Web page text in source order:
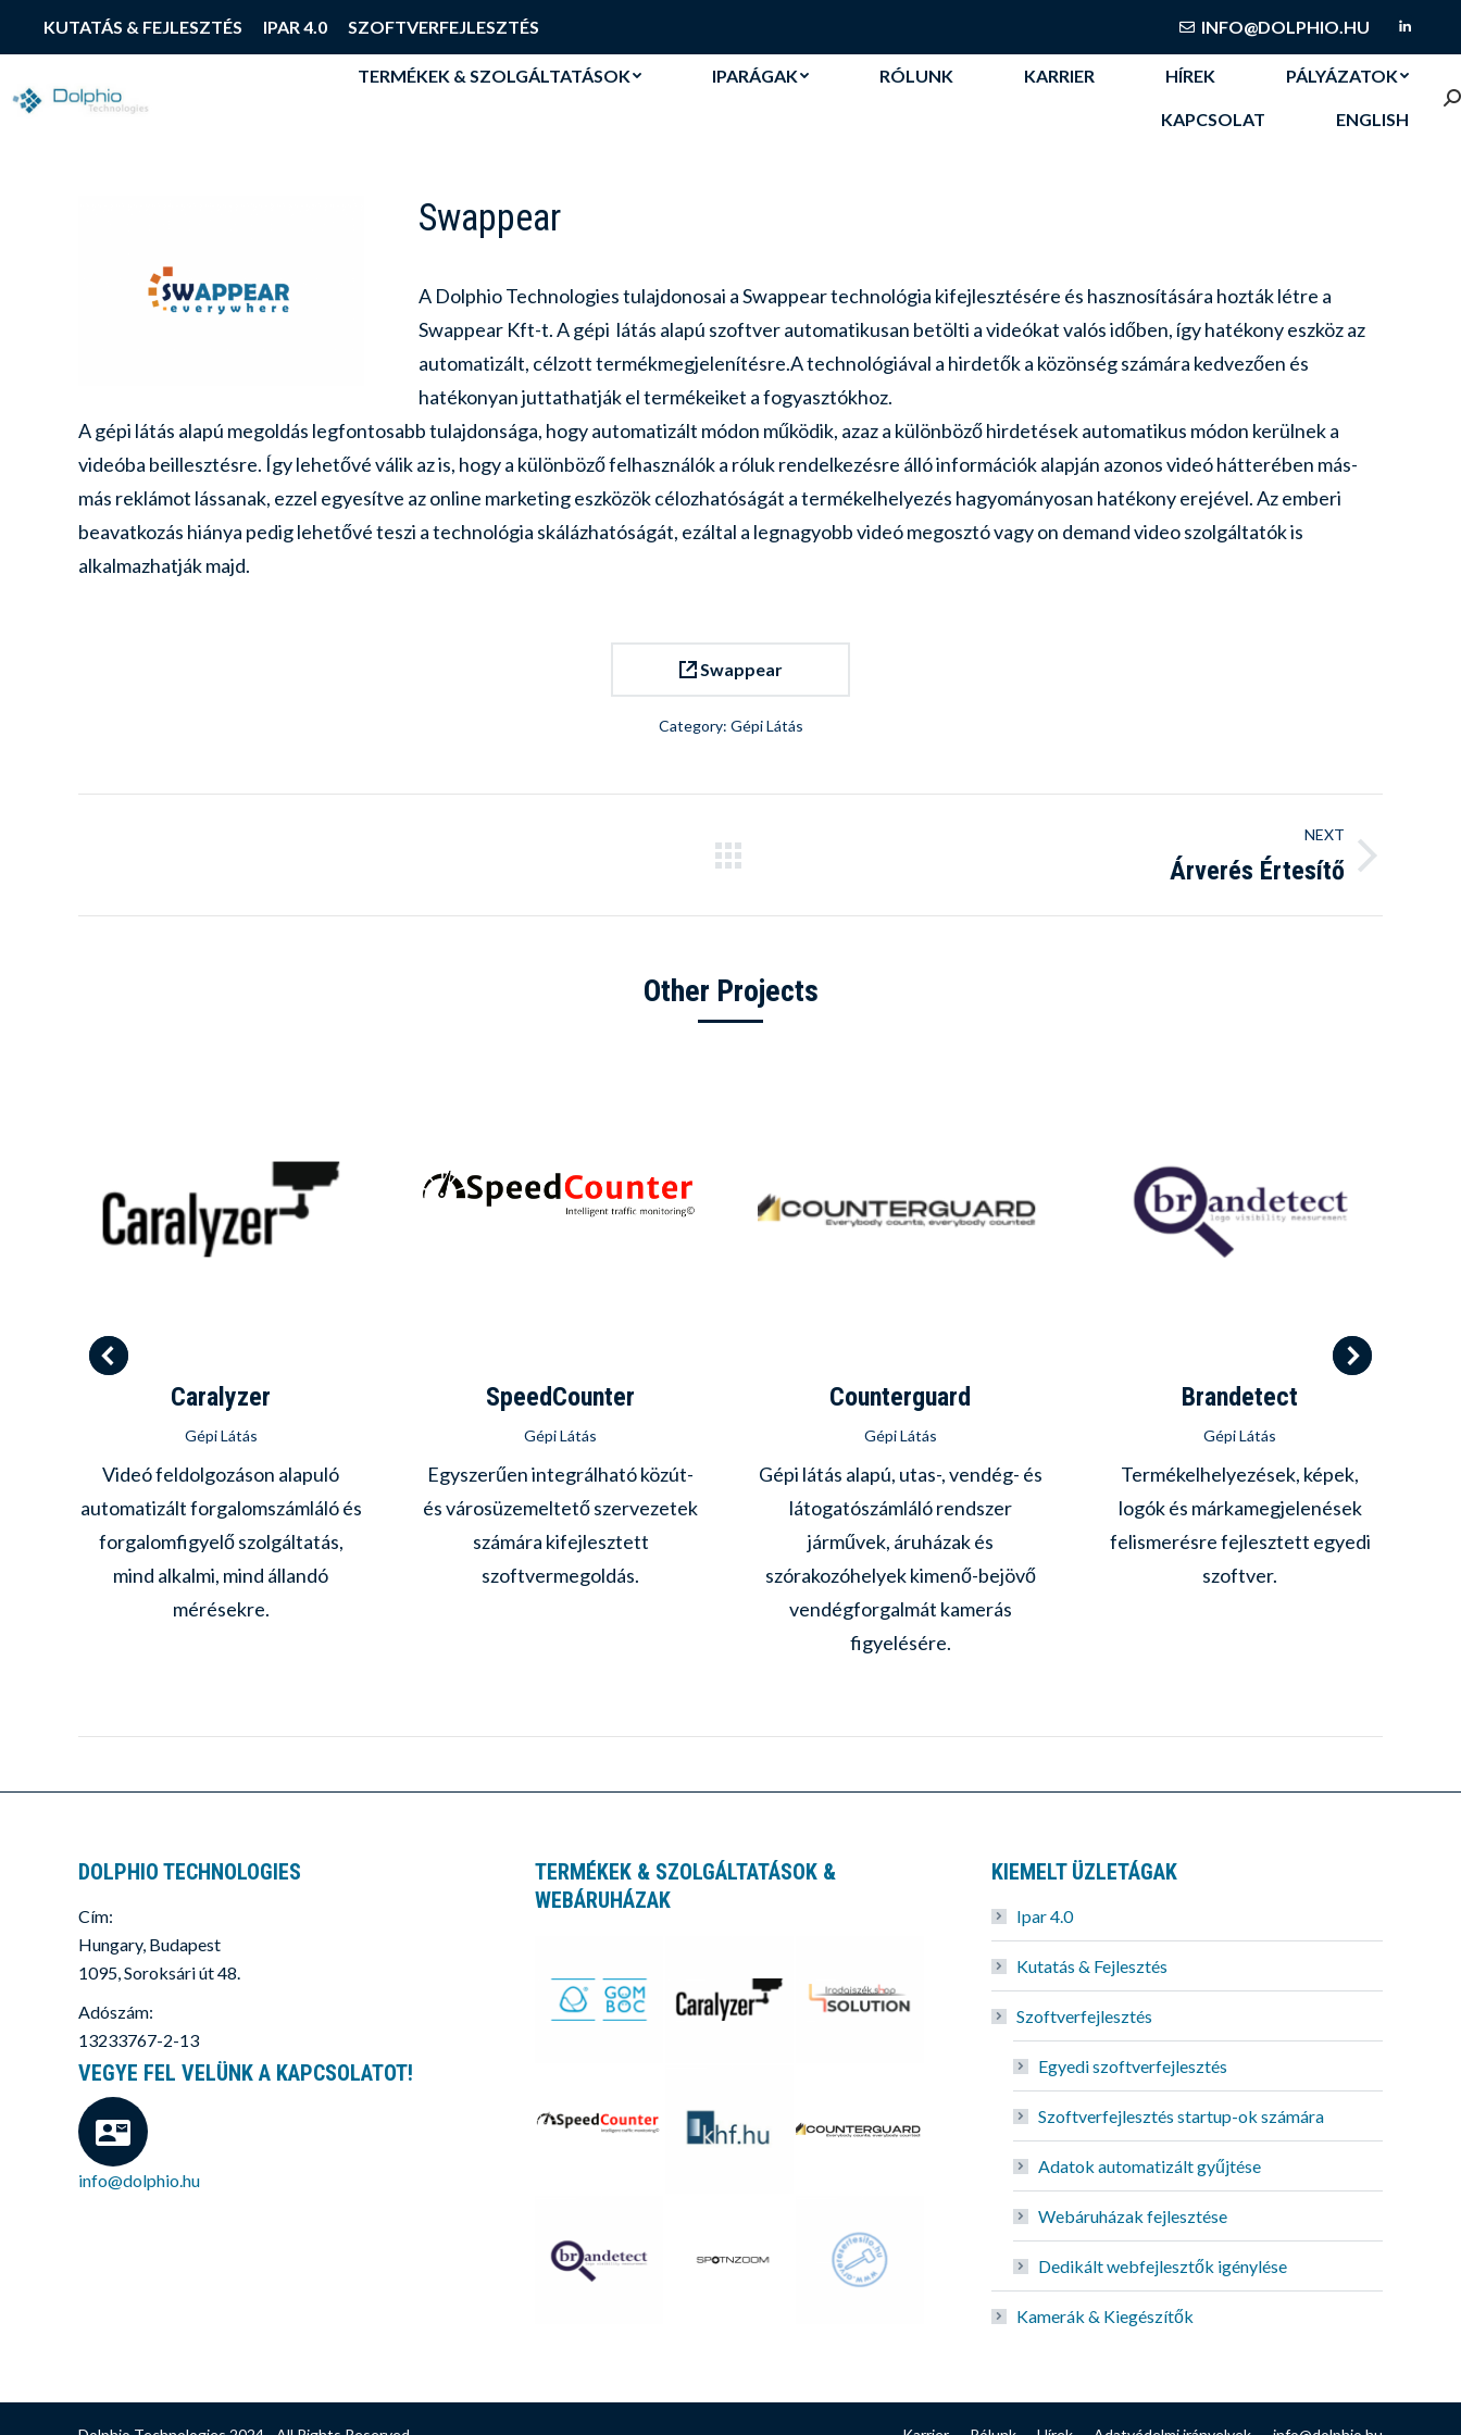
KUTATÁS & FEJLESZTÉS IPAR 4.0 SZOFTVERFEJLESZTÉS INFO@DOLPHIO.HU
TERMÉKEK & SZOLGÁLTATÁSOK IPARÁGAK RÓLUNK KARRIER HÍREK PÁLYÁZATOK
KAPCSOLAT ENGLISH
Swappear
A Dolphio Technologies tulajdonosai a Swappear technológia kifejlesztésére és hasznosítására hozták létre a
Swappear Kft-t. A gépi látás alapú szoftver automatikusan betölti a videókat valós időben, ígyhatékony eszköz az
automatizált, célzott termékmegjelenítésre.Atechnológiával a hirdetők a közönség számára kedvezően és
hatékonyan juttathatják el termékeiket a fogyasztókhoz.
A gépi látás alapú megoldás legfontosabb tulajdonsága, hogy automatizált módon működik, azaz a különböző hirdetések automatikus módon kerülnek a
videóba beillesztésre. Így lehetővé válik az is, hogy a különböző felhasználók a róluk rendelkezésre álló információk alapján azonos videó hátterében más-
más reklámot lássanak, ezzel egyesítve az online marketing eszközök célozhatóságát a termékelhelyezés hagyományosan hatékony erejével. Az emberi
beavatkozás hiánya pedig lehetővé teszi a technológia skálázhatóságát, ezáltal a legnagyobb videó megosztó vagy on demand video szolgáltatók is
alkalmazhatják majd.
Swappear
Category: Gépi Látás
NEXT
Árverés Értesítő
Other Projects
Caralyzer
Gépi Látás
Videó feldolgozáson alapuló
automatizált forgalomszámláló és
forgalomfigyelő szolgáltatás,
mind alkalmi, mind állandó
mérésekre.
SpeedCounter
Gépi Látás
Egyszerűen integrálható közút-
és városüzemeltető szervezetek
számára kifejlesztett
szoftvermegoldás.
Counterguard
Gépi Látás
Gépi látás alapú, utas-, vendég- és
látogatószámláló rendszer
járművek, áruházak és
szórakozóhelyek kimenő-bejövő
vendégforgalmát kamerás
figyelésére.
Brandetect
Gépi Látás
Termékelhelyezések, képek,
logók és márkamegjelenések
felismerésre fejlesztett egyedi
szoftver.
DOLPHIO TECHNOLOGIES
Cím:
Hungary, Budapest
1095, Soroksári út 48.
Adószám:
13233767-2-13
VEGYE FEL VELÜNK A KAPCSOLATOT!
info@dolphio.hu
TERMÉKEK & SZOLGÁLTATÁSOK &
WEBÁRUHÁZAK
KIEMELT ÜZLETÁGAK
Ipar 4.0
Kutatás & Fejlesztés
Szoftverfejlesztés
Egyedi szoftverfejlesztés
Szoftverfejlesztés startup-ok számára
Adatok automatizált gyűjtése
Webáruházak fejlesztése
Dedikált webfejlesztők igénylése
Kamerák & Kiegészítők
TERMÉKEK & SZOLGÁLTATÁSOK HÍREK PÁLYÁZATOK
KAPCSOLAT